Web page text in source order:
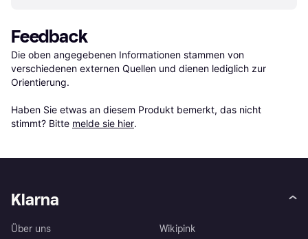
Feedback
Die oben angegebenen Informationen stammen von
verschiedenen externen Quellen und dienen lediglich zur
Orientierung.
Haben Sie etwas an diesem Produkt bemerkt, das nicht
stimmt? Bitte melde sie hier.
Klarna
Über uns
Wikipink